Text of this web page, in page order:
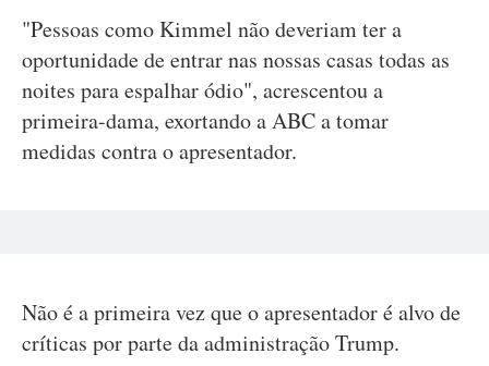
"Pessoas como Kimmel não deveriam ter a
oportunidade de entrar nas nossas casas todas as
noites para espalhar ódio", acrescentou a
primeira-dama, exortando a ABC a tomar
medidas contra o apresentador.
Não é a primeira vez que o apresentador é alvo de
críticas por parte da administração Trump.